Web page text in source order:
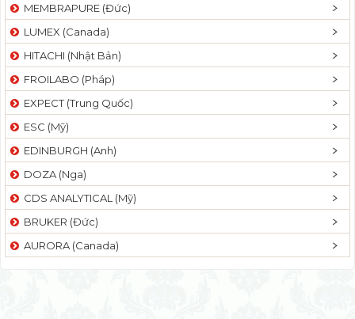
MEMBRAPURE (Đức)
LUMEX (Canada)
HITACHI (Nhật Bản)
FROILABO (Pháp)
EXPECT (Trung Quốc)
ESC (Mỹ)
EDINBURGH (Anh)
DOZA (Nga)
CDS ANALYTICAL (Mỹ)
BRUKER (Đức)
AURORA (Canada)